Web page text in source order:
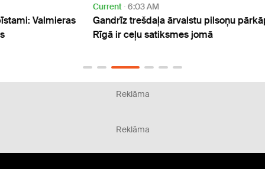
6:03 AM
Gandrīz trešdaļa ārvalstu pilsoņu pārkāpumu
Rīgā ir ceļu satiksmes jomā
Reklāma
Reklāma